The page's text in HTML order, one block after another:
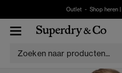
Outlet - Shop heren|